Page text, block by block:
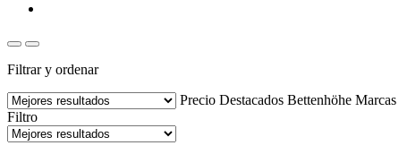
Filtrar y ordenar
Precio Destacados Bettenhöhe Marcas
Filtro